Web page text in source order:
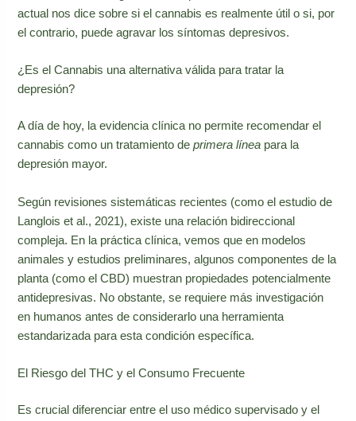
actual nos dice sobre si el cannabis es realmente útil o si, por
el contrario, puede agravar los síntomas depresivos.
¿Es el Cannabis una alternativa válida para tratar la
depresión?
A día de hoy, la evidencia clínica no permite recomendar el
cannabis como un tratamiento deprimera línea para la
depresión mayor.
Según revisiones sistemáticas recientes (como el estudio de
Langlois et al., 2021), existe una relación bidireccional
compleja. En la práctica clínica, vemos que en modelos
animales y estudios preliminares, algunos componentes de la
planta (como el CBD) muestran propiedades potencialmente
antidepresivas. No obstante, se requiere más investigación
en humanos antes de considerarlo una herramienta
estandarizada para esta condición específica.
El Riesgo del THC y el Consumo Frecuente
Es crucial diferenciar entre el uso médico supervisado y el